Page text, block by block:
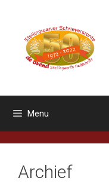
inhoud
Menu
Archief